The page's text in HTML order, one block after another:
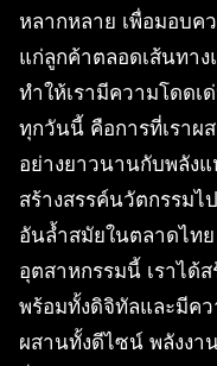
หลากหลาย เพื่อมอบค
แก่ลูกค้าตลอดเส้นทาง
ทำให้เรามีความโดดเ
ทุกวันนี้ คือการที่เรา
อย่างยาวนานกับพลังแ
สร้างสรรค์นวัตกรรม
อันล้ำสมัยในตลาดไทย
อุตสาหกรรมนี้ เราได้
พร้อมทั้งดิจิทัลและมีค
ผสานทั้งดีไซน์ พลังงา